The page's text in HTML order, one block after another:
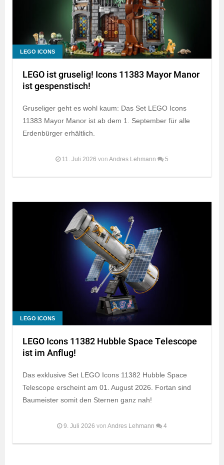
LEGO ICONS
LEGO ist gruselig! Icons 11383 Mayor Manor
ist gespenstisch!
Gruseliger geht es wohl kaum: Das Set LEGO Icons
11383 Mayor Manor ist ab dem 1. September für alle
Erdenbürger erhältlich.
11. Juli 2026 von Andres Lehmann 5
LEGO ICONS
LEGO Icons 11382 Hubble Space Telescope
ist im Anflug!
Das exklusive Set LEGO Icons 11382 Hubble Space
Telescope erscheint am 01. August 2026. Fortan sind
Baumeister somit den Sternen ganz nah!
9. Juli 2026 von Andres Lehmann 4